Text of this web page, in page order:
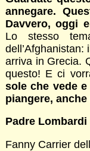
annegare.
Davvero, oggi
Lo stesso
dell’Afghanistan:
arriva in Grecia.
questo! E ci
sole che vede
piangere,
Padre Lombardi
Fanny Carrier